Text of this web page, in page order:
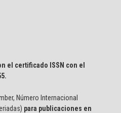
el certificado ISSN con el
Número Internacional
para publicaciones en